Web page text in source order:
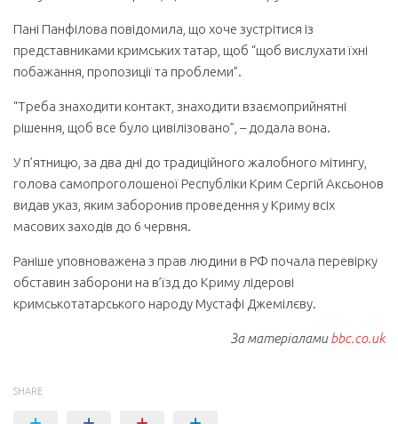
Пані Панфілова повідомила, що хоче зустрітися із
представниками кримських татар, щоб “щоб вислухати їхні
побажання, пропозиції та проблеми”.
“Треба знаходити контакт, знаходити взаємоприйнятні
рішення, щоб все було цивілізовано”, – додала вона.
У п’ятницю, за два дні до традиційного жалобного мітингу,
голова самопроголошеної Республіки Крим Сергій Аксьонов
видав указ, яким заборонив проведення у Криму всіх
масових заходів до 6 червня.
Раніше уповноважена з прав людини в РФ почала перевірку
обставин заборони на в’їзд до Криму лідерові
кримськотатарського народу Мустафі Джемілєву.
За матеріаламиbbc.co.uk
SHARE